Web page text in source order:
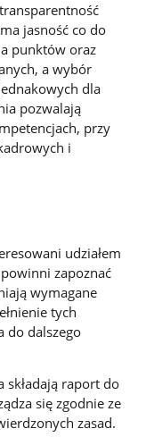
jasność co do
punktów oraz
a wybór
dla
pozwalają
przy
i
udziałem
zapoznać
wymagane
tych
do dalszego
składają raport do
się zgodnie ze
zasad.